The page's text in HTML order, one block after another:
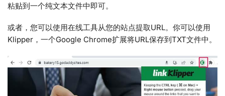
粘贴到一个纯文本文件中即可。
或者，您可以使用在线工具从您的站点提取URL。你可以使用
Klipper，一个Google Chrome扩展将URL保存到TXT文件中。